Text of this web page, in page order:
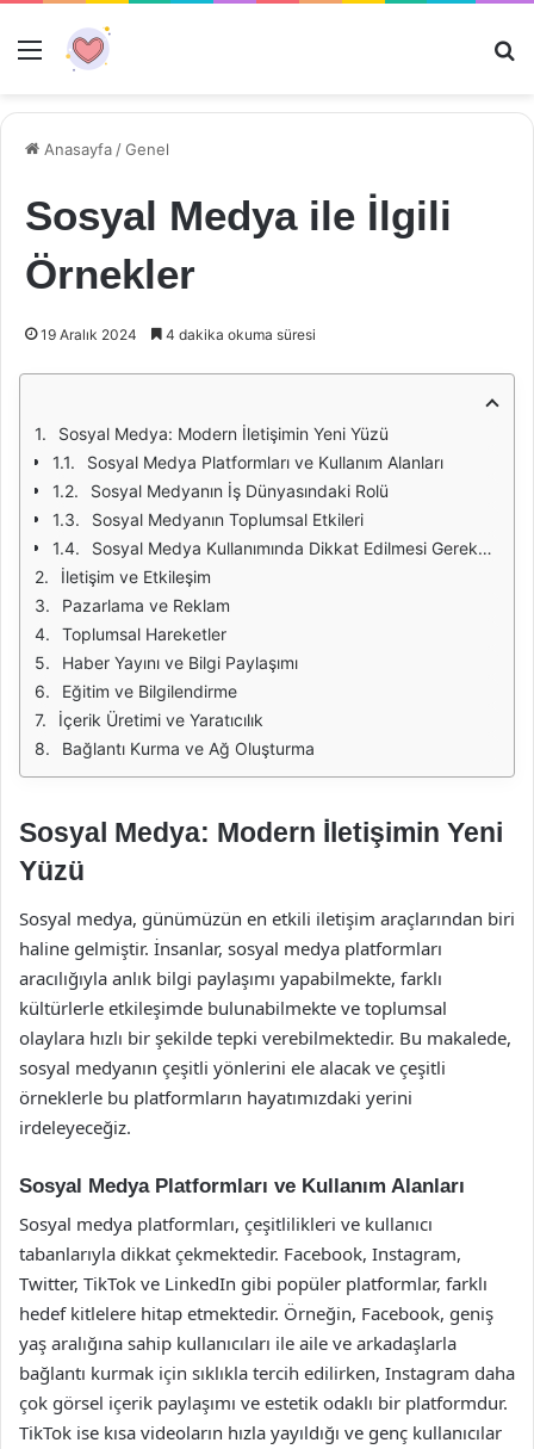
Menü
Anasayfa /Genel
Sosyal Medya ile İlgili
Örnekler
19 Aralık 2024 4 dakika okuma süresi
Sosyal Medya: Modern İletişimin Yeni Yüzü
Sosyal Medya Platformları ve Kullanım Alanları
Sosyal Medyanın İş Dünyasındaki Rolü
Sosyal Medyanın Toplumsal Etkileri
Sosyal Medya Kullanımında Dikkat Edilmesi Gerekenler
İletişim ve Etkileşim
Pazarlama ve Reklam
Toplumsal Hareketler
Haber Yayını ve Bilgi Paylaşımı
Eğitim ve Bilgilendirme
İçerik Üretimi ve Yaratıcılık
Bağlantı Kurma ve Ağ Oluşturma
Sosyal Medya: Modern İletişimin Yeni
Yüzü
Sosyal medya, günümüzün en etkili iletişim araçlarından biri
haline gelmiştir. İnsanlar, sosyal medya platformları
aracılığıyla anlık bilgi paylaşımı yapabilmekte, farklı
kültürlerle etkileşimde bulunabilmekte ve toplumsal
olaylara hızlı bir şekilde tepki verebilmektedir. Bu makalede,
sosyal medyanın çeşitli yönlerini ele alacak ve çeşitli
örneklerle bu platformların hayatımızdaki yerini
irdeleyeceğiz.
Sosyal Medya Platformları ve Kullanım Alanları
Sosyal medya platformları, çeşitlilikleri ve kullanıcı
tabanlarıyla dikkat çekmektedir. Facebook, Instagram,
Twitter, TikTok ve LinkedIn gibi popüler platformlar, farklı
hedef kitlelere hitap etmektedir. Örneğin, Facebook, geniş
yaş aralığına sahip kullanıcıları ile aile ve arkadaşlarla
bağlantı kurmak için sıklıkla tercih edilirken, Instagram daha
çok görsel içerik paylaşımı ve estetik odaklı bir platformdur.
TikTok ise kısa videoların hızla yayıldığı ve genç kullanıcılar